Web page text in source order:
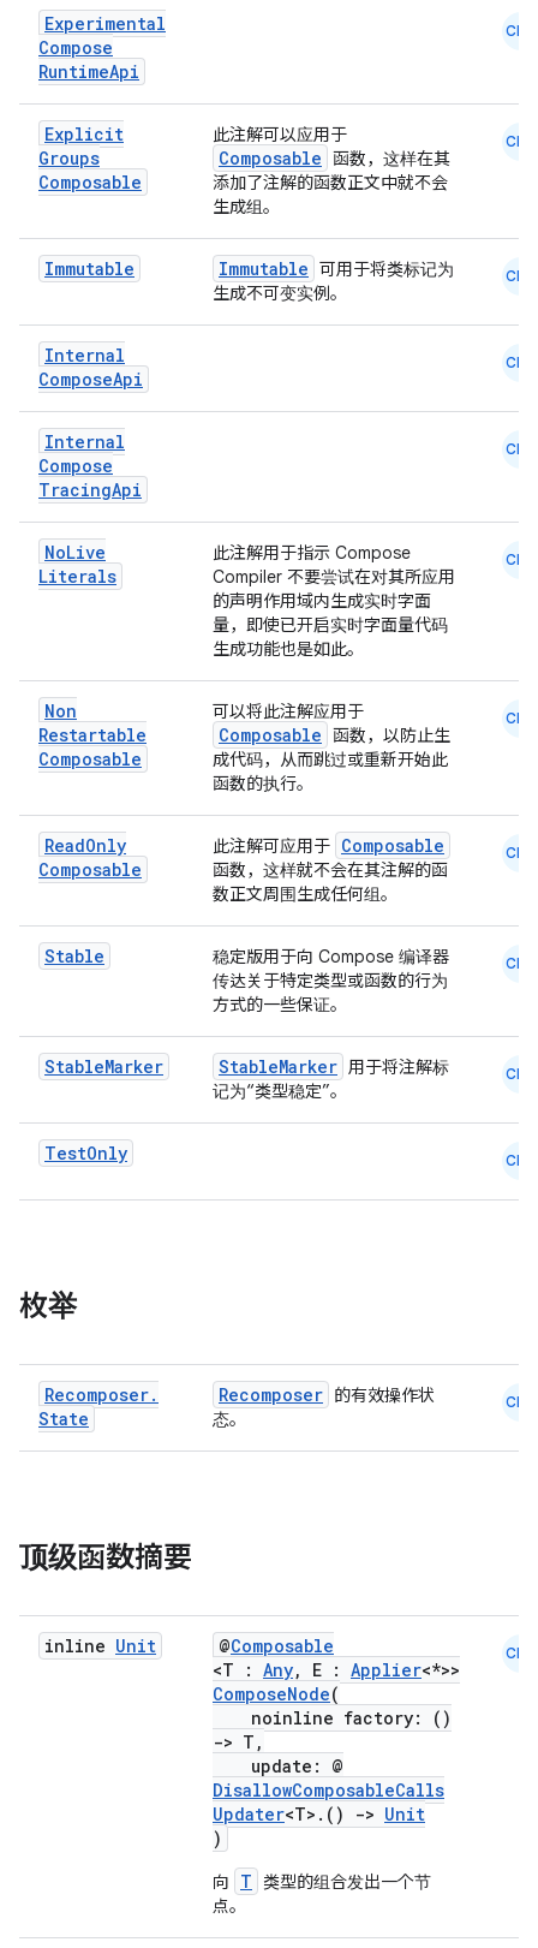
Experimental
Compose
RuntimeApi
CMN
Explicit
Groups
Composable
此注解可以应用于
Composable 函数，这样在其
添加了注解的函数正文中就不会
生成组。
CMN
Immutable Immutable 可用于将类标记为
生成不可变实例。
CMN
Internal
ComposeApi
CMN
Internal
Compose
TracingApi
CMN
NoLive
Literals
此注解用于指示 Compose
Compiler 不要尝试在对其所应用
的声明作用域内生成实时字面
量，即使已开启实时字面量代码
生成功能也是如此。
CMN
Non
Restartable
Composable
可以将此注解应用于
Composable 函数，以防止生
成代码，从而跳过或重新开始此
函数的执行。
CMN
ReadOnly
Composable
此注解可应用于 Composable
函数，这样就不会在其注解的函
数正文周围生成任何组。
CMN
Stable
稳定版用于向 Compose 编译器
传达关于特定类型或函数的行为
方式的一些保证。
CMN
StableMarker StableMarker 用于将注解标
记为“类型稳定”。
CMN
TestOnly CMN
枚举
Recomposer.
State
Recomposer 的有效操作状
态。
CMN
顶级函数摘要
inline Unit @Composable
<T : Any, E : Applier<*>>
ComposeNode(
noinline factory: ()
-> T,
update: @
DisallowComposableCalls
Updater<T>.() -> Unit
)
向 T
类型的组合发出一个节
点。
CMN